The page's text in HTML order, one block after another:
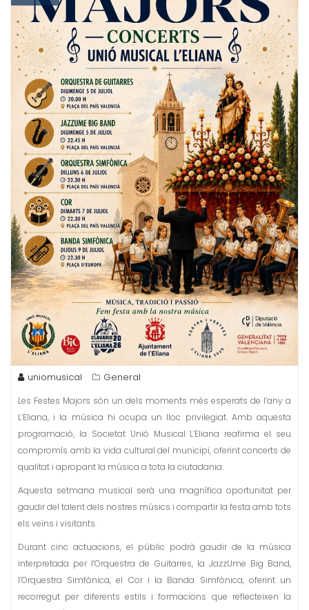
uniomusical General
Les Festes Majors són un dels moments més esperats de l’any a
L’Eliana, i la música hi ocupa un lloc privilegiat. Amb aquesta
programació, la Societat Unió Musical L’Eliana reafirma el seu
compromís amb la vida cultural del municipi, oferint concerts de
qualitat i apropant la música a tota la ciutadania.
Aquesta setmana musical serà una magnífica oportunitat per
gaudir del talent dels nostres músics i compartir la festa amb tots
els veïns i visitants.
Durant cinc actuacions, el públic podrà gaudir de la música
interpretada per l’Orquestra de Guitarres, la JazzUme Big Band,
l’Orquestra Simfònica, el Cor i la Banda Simfònica, oferint un
recorregut per diferents estils i formacions que reflecteixen la